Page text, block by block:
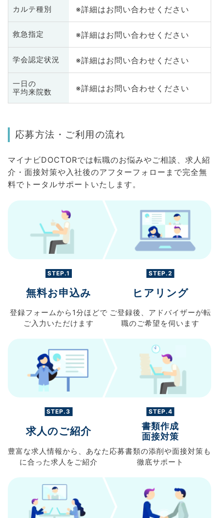
カルテ種別 ※詳細はお問い合わせください
救急指定 ※詳細はお問い合わせください
学会認定状況 ※詳細はお問い合わせください
一日の
平均来院数
※詳細はお問い合わせください
応募方法・ご利用の流れ
マイナビDOCTORでは転職のお悩みやご相談、求人紹
介・面接対策や入社後のアフターフォローまで完全無
料でトータルサポートいたします。
STEP.1
無料お申込み
登録フォームから 1分ほどで
ご入力 いただけます
STEP.2
ヒアリング
ご登録後、 アドバイザーが転
職のご希望を伺います
STEP.3
求人のご紹介
豊富な求人情報から、 あなた
に合った求人を ご紹介
STEP.4
書類作成
面接対策
応募書類の添削や面接対策も
徹底サポート